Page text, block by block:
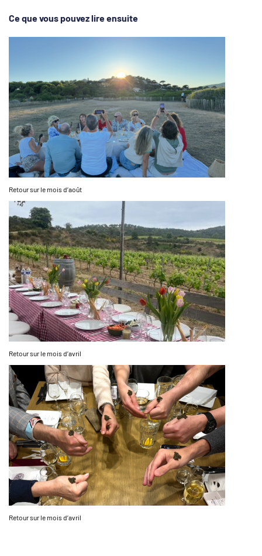
Ce que vous pouvez lire ensuite
Retour sur le mois d’août
Retour sur le mois d’avril
Retour sur le mois d’avril